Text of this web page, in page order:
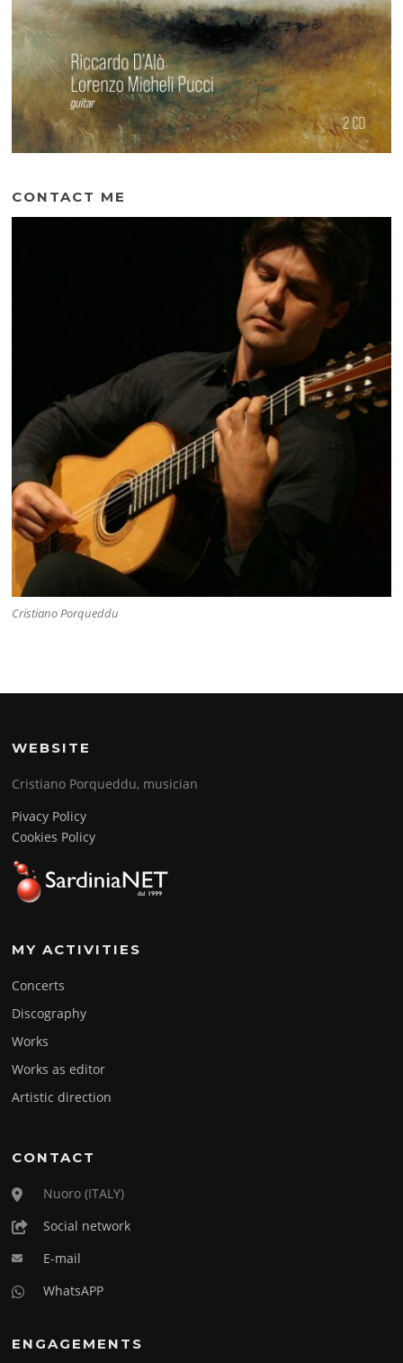
CONTACT ME
Cristiano Porqueddu
WEBSITE
Cristiano Porqueddu, musician
Pivacy Policy
Cookies Policy
MY ACTIVITIES
Concerts
Discography
Works
Works as editor
Artistic direction
CONTACT
Nuoro (ITALY)
Social network
E-mail
WhatsAPP
ENGAGEMENTS